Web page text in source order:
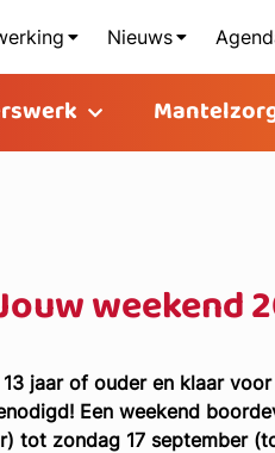
Nieuws
weekend
jaar of ouder en klaar
Een weekend
tot zondag 17 september